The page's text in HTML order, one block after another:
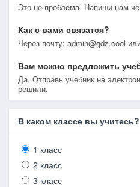
Это не проблема. Напиши нам
Как с вами связатся?
Через почту: admin@gdz.cool
Вам можно предложить
Да. Отправь учебник на
решили.
В каком классе вы учитесь?
1 класс
2 класс
3 класс